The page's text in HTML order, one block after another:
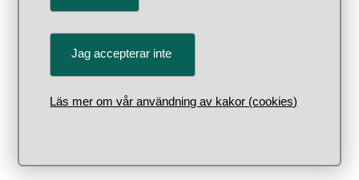
Jag accepterar inte
Läs mer om vår användning av kakor (cookies)
Penning, Götaland, Knut Eriksson,